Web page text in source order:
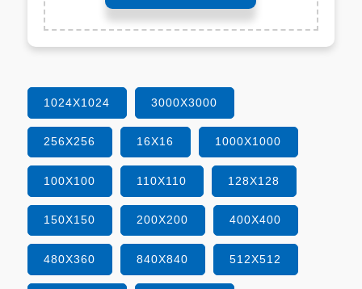
1024X1024 3000X3000
256X256 16X16 1000X1000
100X100 110X110 128X128
150X150 200X200 400X400
480X360 840X840 512X512